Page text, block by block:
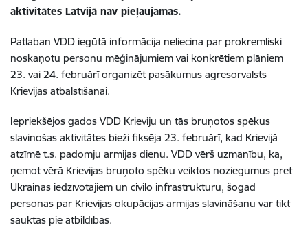
aktivitātes Latvijā nav pieļaujamas.
Patlaban VDD iegūtā informācija neliecina par prokremliski
noskaņotu personu mēģinājumiem vai konkrētiem plāniem
23. vai 24. februārī organizēt pasākumus agresorvalsts
Krievijas atbalstīšanai.
Iepriekšējos gados VDD Krieviju un tās bruņotos spēkus
slavinošas aktivitātes bieži fiksēja 23. februārī, kad Krievijā
atzīmē t.s. padomju armijas dienu. VDD vērš uzmanību, ka,
ņemot vērā Krievijas bruņoto spēku veiktos noziegumus pret
Ukrainas iedzīvotājiem un civilo infrastruktūru, šogad
personas par Krievijas okupācijas armijas slavināšanu var tikt
sauktas pie atbildības.